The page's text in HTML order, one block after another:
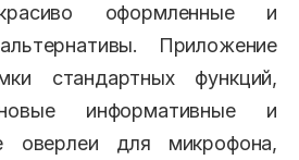
оформленные и
Приложение
стандартных функций,
информативные и
оверлеи для микрофона,